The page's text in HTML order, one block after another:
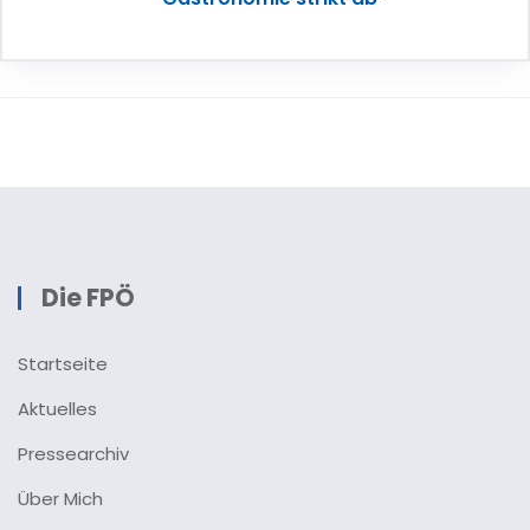
Die FPÖ
Startseite
Aktuelles
Pressearchiv
Über Mich